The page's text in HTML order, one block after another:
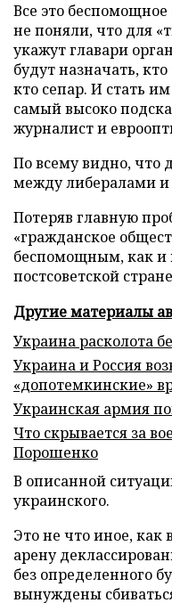
Все это
не поняли, что для
укажут главари
будут назначать,
кто сепар. И стать
самый высоко
журналист и
По всему видно, что
между либералами
Потеряв главную
«гражданское
беспомощным, как и
постсоветской
Другие материалы
Украина расколота
Украина и Россия
«допотемкинские»
Украинская армия
Что скрывается за
Порошенко
В описанной
украинского.
Это не что иное,
арену
без определенного
вынуждены